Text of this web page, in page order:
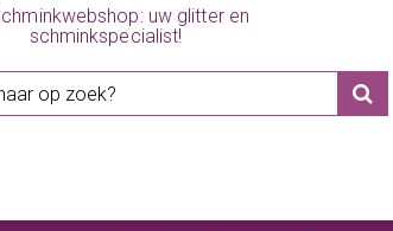
uw glitter en
schminkspecialist!